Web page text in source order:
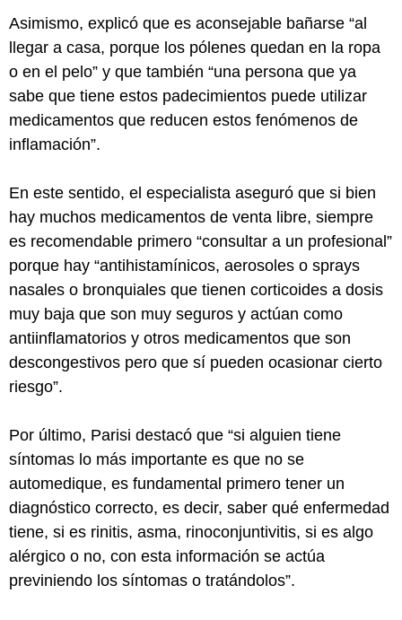
Asimismo, explicó que es aconsejable bañarse “al
llegar a casa, porque los pólenes quedan en la ropa
o en el pelo” y que también “una persona que ya
sabe que tiene estos padecimientos puede utilizar
medicamentos que reducen estos fenómenos de
inflamación”.
En este sentido, el especialista aseguró que si bien
hay muchos medicamentos de venta libre, siempre
es recomendable primero “consultar a un profesional”
porque hay “antihistamínicos, aerosoles o sprays
nasales o bronquiales que tienen corticoides a dosis
muy baja que son muy seguros y actúan como
antiinflamatorios y otros medicamentos que son
descongestivos pero que sí pueden ocasionar cierto
riesgo”.
Por último, Parisi destacó que “si alguien tiene
síntomas lo más importante es que no se
automedique, es fundamental primero tener un
diagnóstico correcto, es decir, saber qué enfermedad
tiene, si es rinitis, asma, rinoconjuntivitis, si es algo
alérgico o no, con esta información se actúa
previniendo los síntomas o tratándolos”.